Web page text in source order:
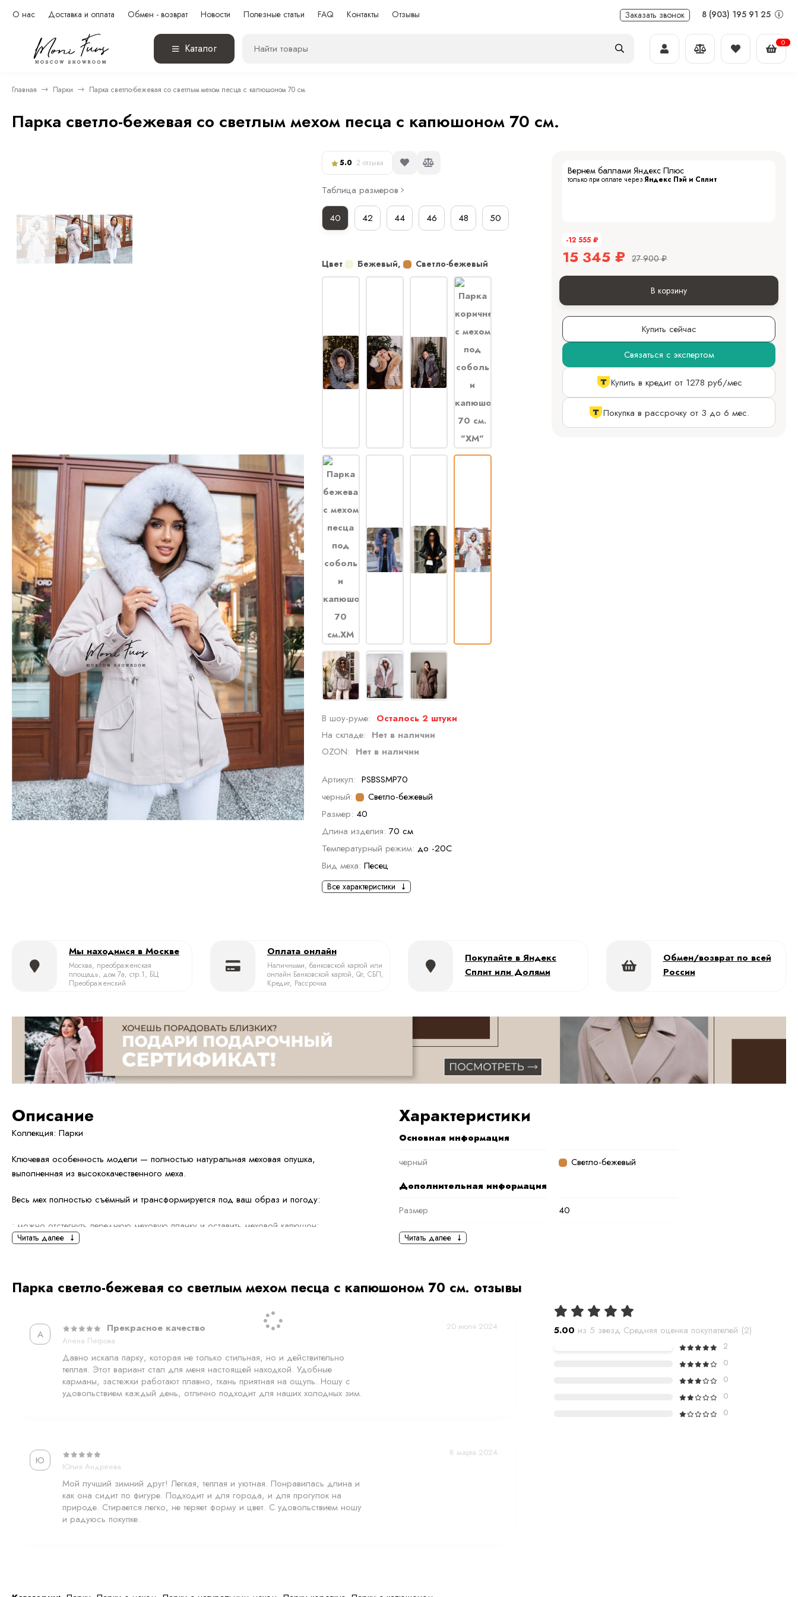
О нас Доставка и оплата Обмен - возврат Новости Полезные статьи FAQ Контакты Отзывы Заказать звонок 8 (903) 195 91 25
Каталог 0
Главная Парки Парка светло-бежевая со светлым мехом песца с капюшоном 70 см.
Парка светло-бежевая со светлым мехом песца с капюшоном 70 см.
5.0 2 отзыва
Таблица размеров
40 42 44 46 48 50
Цвет Бежевый, Светло-бежевый
В шоу-руме: Осталось 2 штуки
На складе: Нет в наличии
OZON: Нет в наличии
Артикул: PSBSSMP70
черный:
Светло-бежевый
Размер: 40
Длина изделия: 70 см
Температурный режим: до -20С
Вид меха: Песец
Все характеристики
Вернем баллами Яндекс Плюс
только при оплате черезЯндекс Пэй и Сплит
-12 555 ₽
15 345 ₽ 27 900 ₽
В корзину
Купить сейчас
Связаться с экспертом
Купить в кредит от 1278 руб/мес
Покупка в рассрочку от 3 до 6 мес.
Мы находимся в Москве
Москва, преображенская
площадь, дом 7а, стр.1, БЦ
Преображенский
Оплата онлайн
Наличными, банковской картой или
онлайн Банковской картой, Qr, СБП,
Кредит, Рассрочка
Покупайте в Яндекс
Сплит или Долями
Обмен/возврат по всей
России
Описание
Коллекция: Парки
Ключевая особенность модели — полностью натуральная меховая опушка,
выполненная из высококачественного меха.
Весь мех полностью съёмный и трансформируется под ваш образ и погоду:
• можно отстегнуть переднюю меховую планку и оставить меховой капюшон;
• можно полностью снять мех и носить парку без меха, в более спокойном стиле.
⸻
Полностью отстёгивающийся меховой подклад
Внутренний подклад — это шкурки натурального кролика:
— благодаря чему модель очень тёплая и комфортная.
Весь подклад полностью отстёгивается, что делает уход невероятно простым. Парку
можно стирать в домашних условиях в стиральной машине — химчистка не
требуется. Это один из самых важных и удобных функционалов модели.
Читать далее
Характеристики
Основная информация
черный
Светло-бежевый
Дополнительная информация
Размер
40
Длина изделия
Вид меха
1.5 кг
Читать далее
Парка светло-бежевая со светлым мехом песца с капюшоном 70 см. отзывы
5.00 из 5 звезд Средняя оценка покупателей (2)
2
0
0
0
0
А Прекрасное качество
Алена Петрова
Давно искала парку, которая не только стильная, но и действительно
теплая. Этот вариант стал для меня настоящей находкой. Удобные
карманы, застежки работают плавно, ткань приятная на ощупь. Ношу с
удовольствием каждый день, отлично подходит для наших холодных зим.
20 июля 2024
Ю Юлия Андреева
Мой лучший зимний друг! Легкая, теплая и уютная. Понравилась длина и
как она сидит по фигуре. Подходит и для города, и для прогулок на
природе. Стирается легко, не теряет форму и цвет. С удовольствием ношу
и радуюсь покупке.
8 марта 2024